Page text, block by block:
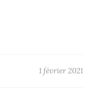
1 février 2021